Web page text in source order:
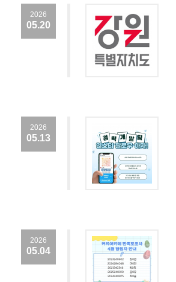
2026
05.20
2026
05.13
2026
05.04